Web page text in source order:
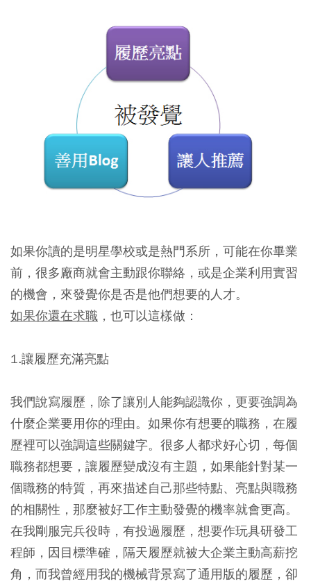
如果你讀的是明星學校或是熱門系所，可能在你畢業
前，很多廠商就會主動跟你聯絡，或是企業利用實習
的機會，來發覺你是否是他們想要的人才。
如果你還在求職 ，也可以這樣做：
1.讓履歷充滿亮點
我們說寫履歷，除了讓別人能夠認識你，更要強調為
什麼企業要用你的理由。如果你有想要的職務 ，在履
歷裡可以強調這些關鍵字。很多人都求好心切，每個
職務都想要，讓履歷變成沒有主題，如果能針對某一
個職務的特質，再來描述自己那些特點、亮點與職務
的相關性，那麼被好工作主動發覺的機率就會更高。
在我剛服完兵役時，有投過履歷，想要作玩具研發工
程師 ，因目標準確，隔天履歷就被大企業主動高薪挖
角，而我曾經用我的機械背景寫了通用版的履歷，卻